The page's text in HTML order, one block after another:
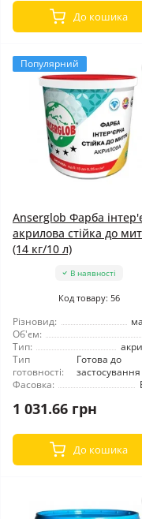
До кошика
Популярний
Anserglob Фарба
акрилова стійка до
(14 кг/10 л)
В наявності
Код товару: 56
Різновид:
Об'єм:
Тип:
Тип
готовності:
Готова до
застосування
Фасовка:
1 031.66 грн
До кошика